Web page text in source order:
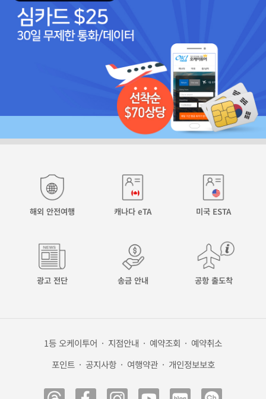
해외 안전여행 캐나다 eTA 미국 ESTA
광고 전단 송금 안내 공항 출도착
1등 오케이투어 · 지점안내 · 예약조회 · 예약취소
포인트 · 공지사항 · 여행약관 · 개인정보보호